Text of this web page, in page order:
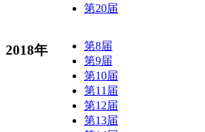
第20届
2018年
第8届
第9届
第10届
第11届
第12届
第13届